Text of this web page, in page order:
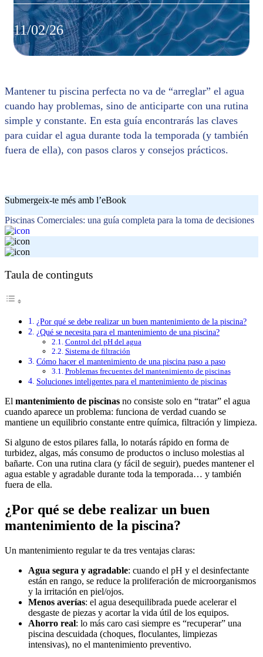
11/02/26
Mantener tu piscina perfecta no va de “arreglar” el agua
cuando hay problemas, sino de anticiparte con una rutina
simple y constante. En esta guía encontrarás las claves
para cuidar el agua durante toda la temporada (y también
fuera de ella), con pasos claros y consejos prácticos.
Submergeix-te més amb l’eBook
Piscinas Comerciales: una guía completa para la toma de decisiones
Taula de continguts
¿Por qué se debe realizar un buen mantenimiento de la piscina?
¿Qué se necesita para el mantenimiento de una piscina?
Control del pH del agua
Sistema de filtración
Cómo hacer el mantenimiento de una piscina paso a paso
Problemas frecuentes del mantenimiento de piscinas
Soluciones inteligentes para el mantenimiento de piscinas
El mantenimiento de piscinas no consiste solo en “tratar” el agua
cuando aparece un problema: funciona de verdad cuando se
mantiene un equilibrio constante entre química, filtración y limpieza.
Si alguno de estos pilares falla, lo notarás rápido en forma de
turbidez, algas, más consumo de productos o incluso molestias al
bañarte. Con una rutina clara (y fácil de seguir), puedes mantener el
agua estable y agradable durante toda la temporada… y también
fuera de ella.
¿Por qué se debe realizar un buen
mantenimiento de la piscina?
Un mantenimiento regular te da tres ventajas claras:
Agua segura y agradable: cuando el pH y el desinfectante
están en rango, se reduce la proliferación de microorganismos
y la irritación en piel/ojos.
Menos averías: el agua desequilibrada puede acelerar el
desgaste de piezas y acortar la vida útil de los equipos.
Ahorro real: lo más caro casi siempre es “recuperar” una
piscina descuidada (choques, floculantes, limpiezas
intensivas), no el mantenimiento preventivo.